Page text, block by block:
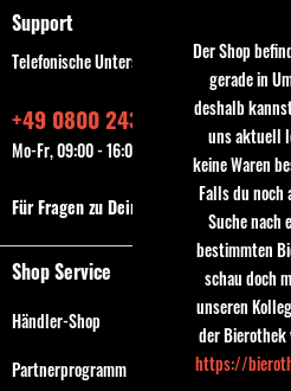
Support
Telefonische Unterstützung und Beratung
+49 0800 243768435
Mo-Fr, 09:00 - 16:00 Uhr
Für Fragen zu Deiner Bestellung nutze
Shop Service
Händler-Shop
Partnerprogramm
Der Shop
gerade in
deshalb
uns aktuell
keine Waren
Falls du noch
Suche nach
bestimmten
schau doch
unseren
der Bierothek
https://